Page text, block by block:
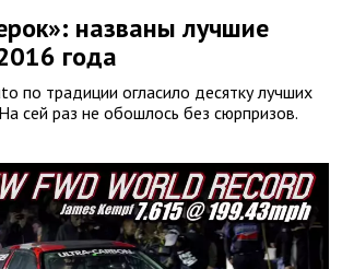
названы лучшие
года
по традиции огласило десятку лучших
сей раз не обошлось без сюрпризов.